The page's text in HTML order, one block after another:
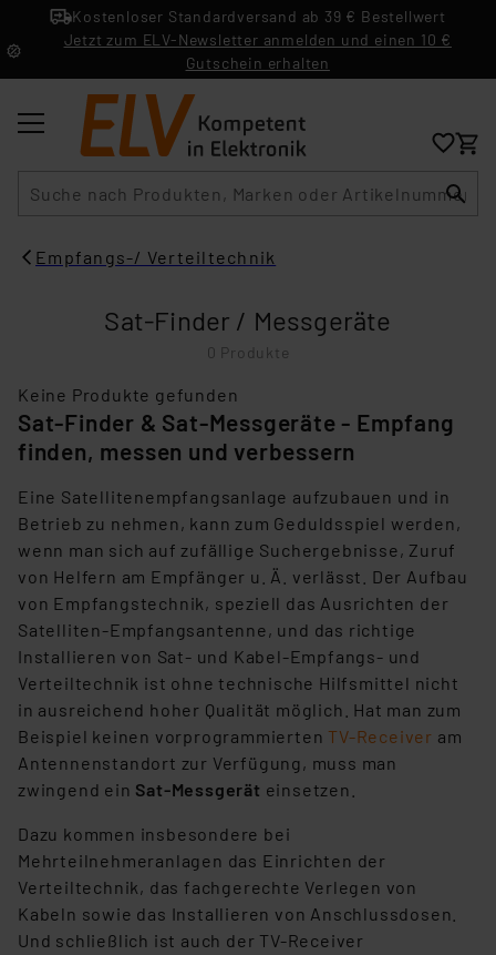
Kostenloser Standardversand ab 39 € Bestellwert
Jetzt zum ELV-Newsletter anmelden und einen 10 €
Gutschein erhalten
Empfangs-/ Verteiltechnik
Sat-Finder / Messgeräte
0 Produkte
Keine Produkte gefunden
Sat-Finder & Sat-Messgeräte - Empfang
finden, messen und verbessern
Eine Satellitenempfangsanlage aufzubauen und in
Betrieb zu nehmen, kann zum Geduldsspiel werden,
wenn man sich auf zufällige Suchergebnisse, Zuruf
von Helfern am Empfänger u. Ä. verlässt. Der Aufbau
von Empfangstechnik, speziell das Ausrichten der
Satelliten-Empfangsantenne, und das richtige
Installieren von Sat- und Kabel-Empfangs- und
Verteiltechnik ist ohne technische Hilfsmittel nicht
in ausreichend hoher Qualität möglich. Hat man zum
Beispiel keinen vorprogrammierten TV-Receiver am
Antennenstandort zur Verfügung, muss man
zwingend ein Sat-Messgerät einsetzen.
Dazu kommen insbesondere bei
Mehrteilnehmeranlagen das Einrichten der
Verteiltechnik, das fachgerechte Verlegen von
Kabeln sowie das Installieren von Anschlussdosen.
Und schließlich ist auch der TV-Receiver